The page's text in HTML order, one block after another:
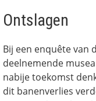
Ontslagen
Bij een enquête van
deelnemende
nabije toekomst
dit banenverlies